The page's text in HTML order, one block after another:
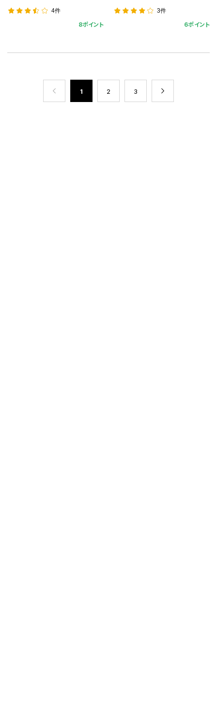
4件
8ポイント
3件
6ポイント
1 2 3